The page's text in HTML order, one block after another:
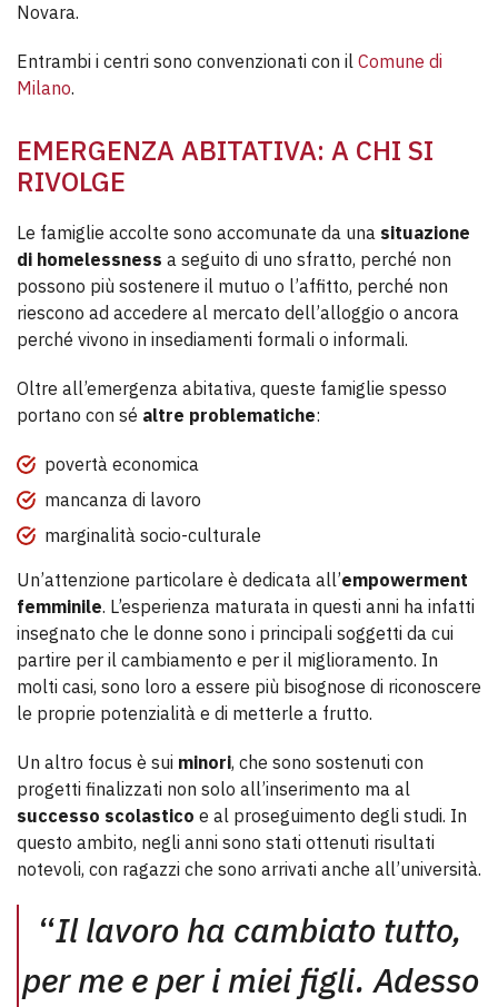
Novara.
Entrambi i centri sono convenzionati con il Comune di
Milano.
EMERGENZA ABITATIVA: A CHI SI
RIVOLGE
Le famiglie accolte sono accomunate da una situazione
di homelessness a seguito di uno sfratto, perché non
possono più sostenere il mutuo o l’affitto, perché non
riescono ad accedere al mercato dell’alloggio o ancora
perché vivono in insediamenti formali o informali.
Oltre all’emergenza abitativa, queste famiglie spesso
portano con sé altre problematiche:
povertà economica
mancanza di lavoro
marginalità socio-culturale
Un’attenzione particolare è dedicata all’empowerment
femminile. L’esperienza maturata in questi anni ha infatti
insegnato che le donne sono i principali soggetti da cui
partire per il cambiamento e per il miglioramento. In
molti casi, sono loro a essere più bisognose di riconoscere
le proprie potenzialità e di metterle a frutto.
Un altro focus è sui minori, che sono sostenuti con
progetti finalizzati non solo all’inserimento ma al
successo scolastico e al proseguimento degli studi. In
questo ambito, negli anni sono stati ottenuti risultati
notevoli, con ragazzi che sono arrivati anche all’università.
“Il lavoro ha cambiato tutto,
per me e per i miei figli. Adesso